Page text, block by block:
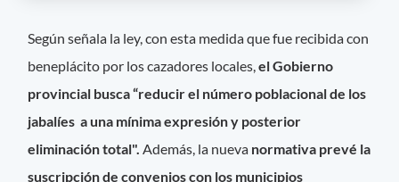
Según señala la ley, con esta medida que fue recibida con
beneplácito por los cazadores locales,el Gobierno
provincial busca “reducir el número poblacional de los
jabalíes a una mínima expresión y posterior
eliminación total".Además, la nueva normativa prevé la
suscripción de convenios con los municipios